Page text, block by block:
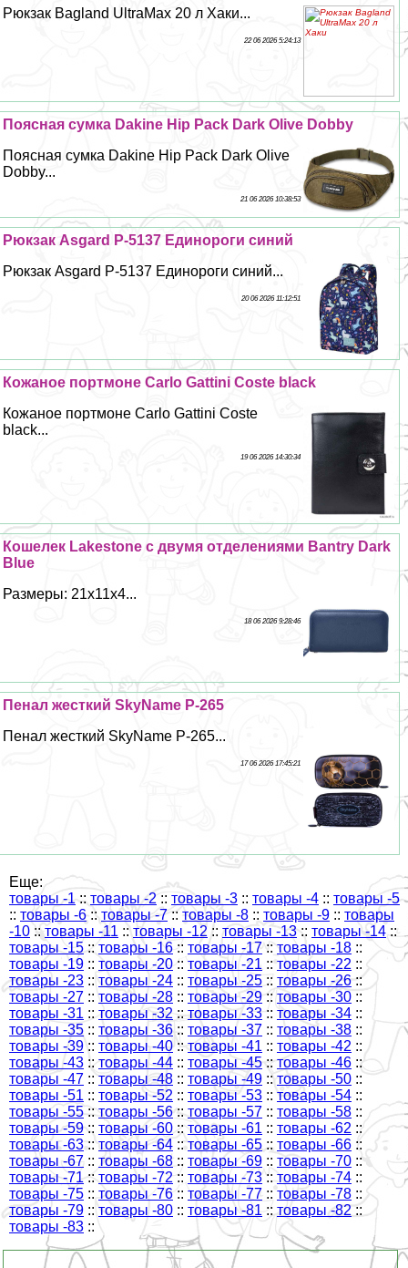
Рюкзак Bagland UltraMax 20 л Хаки...
22 06 2026 5:24:13
Поясная сумка Dakine Hip Pack Dark Olive Dobby
Поясная сумка Dakine Hip Pack Dark Olive
Dobby...
21 06 2026 10:38:53
Рюкзак Asgard Р-5137 Единороги синий
Рюкзак Asgard Р-5137 Единороги синий...
20 06 2026 11:12:51
Кожаное портмоне Carlo Gattini Coste black
Кожаное портмоне Carlo Gattini Coste
black...
19 06 2026 14:30:34
Кошелек Lakestone с двумя отделениями Bantry Dark
Blue
Размеры: 21х11х4...
18 06 2026 9:28:46
Пенал жесткий SkyName P-265
Пенал жесткий SkyName P-265...
17 06 2026 17:45:21
Еще:
товары -1 :: товары -2 :: товары -3 :: товары -4 :: товары -5
:: товары -6 :: товары -7 ::товары -8 :: товары -9 :: товары
-10 ::товары -11 :: товары -12 :: товары -13:: товары -14 ::
товары -15 :: товары -16 :: товары -17 :: товары -18 ::
товары -19 :: товары -20 :: товары -21 ::товары -22 ::
товары -23 :: товары -24 :: товары -25 :: товары -26 ::
товары -27 :: товары -28 :: товары -29 :: товары -30 ::
товары -31 :: товары -32 :: товары -33 :: товары -34 ::
товары -35 :: товары -36 :: товары -37 :: товары -38 ::
товары -39 :: товары -40::товары -41 :: товары -42 ::
товары -43 :: товары -44 :: товары -45 :: товары -46 ::
товары -47 ::товары -48 :: товары -49 :: товары -50 ::
товары -51 :: товары -52 :: товары -53 :: товары -54 ::
товары -55 :: товары -56:: товары -57 :: товары -58 ::
товары -59:: товары -60 :: товары -61 :: товары -62 ::
товары -63 ::товары -64 :: товары -65 :: товары -66 ::
товары -67 :: товары -68 :: товары -69 :: товары -70 ::
товары -71 :: товары -72 :: товары -73 :: товары -74 ::
товары -75 :: товары -76 :: товары -77 ::товары -78 ::
товары -79 :: товары -80 :: товары -81 :: товары -82 ::
товары -83 ::